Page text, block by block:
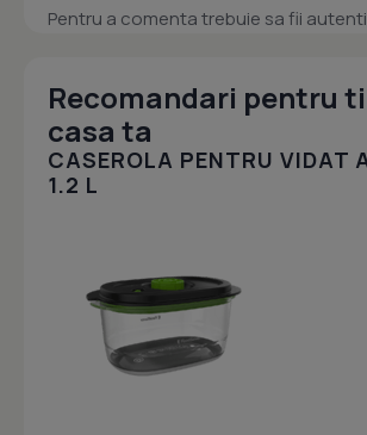
Pentru a comenta trebuie sa fii
Recomandari pentru
casa ta
CASEROLA PENTRU VIDAT
1.2 L